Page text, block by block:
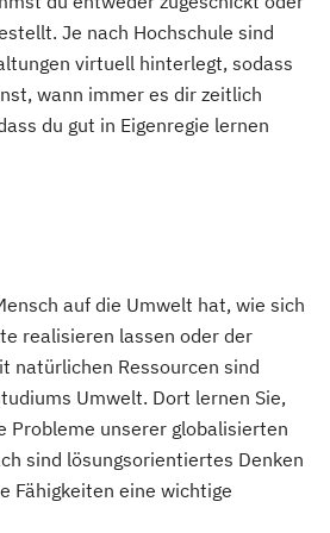
Digital Health
and Intrapreneurship
Management
Elektrotechnik
EN)
(DE/EN)
(DE/EN) Ergotherapie
Je nach Hochschule sind
virtuell hinterlegt, sodass
wann immer es dir zeitlich
du gut in Eigenregie lernen
auf die Umwelt hat, wie sich
realisieren lassen oder der
natürlichen Ressourcen sind
Umwelt. Dort lernen Sie,
Probleme unserer globalisierten
sind lösungsorientiertes Denken
Fähigkeiten eine wichtige